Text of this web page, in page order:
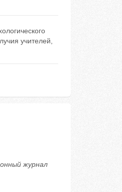
учителей,
журнал